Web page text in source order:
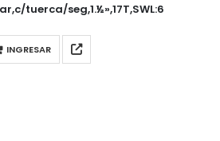
tuerca/seg,1.½»,17T,SWL:6
INGRESAR